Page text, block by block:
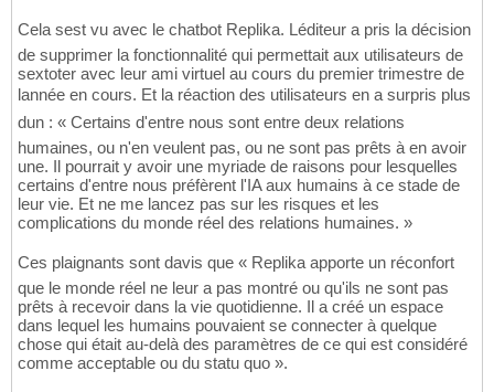
Cela sest vu avec le chatbot Replika. Léditeur a pris la décision
de supprimer la fonctionnalité qui permettait aux utilisateurs de
sextoter avec leur ami virtuel au cours du premier trimestre de
lannée en cours. Et la réaction des utilisateurs en a surpris plus
dun : « Certains d'entre nous sont entre deux relations
humaines, ou n'en veulent pas, ou ne sont pas prêts à en avoir
une. Il pourrait y avoir une myriade de raisons pour lesquelles
certains d'entre nous préfèrent l'IA aux humains à ce stade de
leur vie. Et ne me lancez pas sur les risques et les
complications du monde réel des relations humaines. »
Ces plaignants sont davis que « Replika apporte un réconfort
que le monde réel ne leur a pas montré ou qu'ils ne sont pas
prêts à recevoir dans la vie quotidienne. Il a créé un espace
dans lequel les humains pouvaient se connecter à quelque
chose qui était au-delà des paramètres de ce qui est considéré
comme acceptable ou du statu quo ».